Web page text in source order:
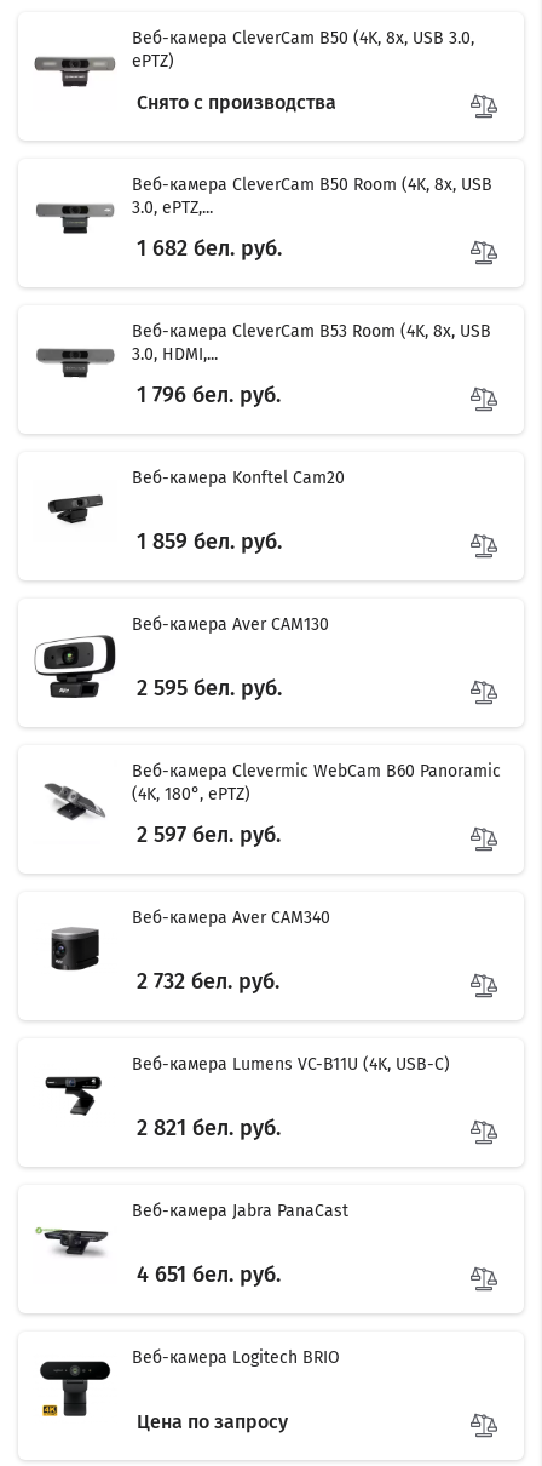
Веб-камера CleverCam B50 (4K, 8x, USB 3.0,
ePTZ)
Снято с производства
Веб-камера CleverCam B50 Room (4K, 8x, USB
3.0, ePTZ,...
1 682 бел. руб.
Веб-камера CleverCam B53 Room (4K, 8x, USB
3.0, HDMI,...
1 796 бел. руб.
Веб-камера Konftel Cam20
1 859 бел. руб.
Веб-камера Aver CAM130
2 595 бел. руб.
Веб-камера Clevermic WebCam B60 Panoramic
(4K, 180°, ePTZ)
2 597 бел. руб.
Веб-камера Aver CAM340
2 732 бел. руб.
Веб-камера Lumens VC-B11U (4K, USB-C)
2 821 бел. руб.
Веб-камера Jabra PanaCast
4 651 бел. руб.
Веб-камера Logitech BRIO
Цена по запросу